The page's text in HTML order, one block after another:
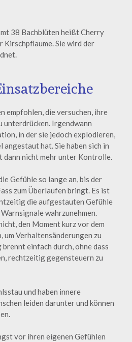
38 Bachblüten heißt Cherry
Kirschpflaume. Sie wird der
empfohlen, die versuchen, ihre
unterdrücken. Irgendwann
in der sie jedoch explodieren,
angestaut hat. Sie haben sich in
dann nicht mehr unter Kontrolle.
Gefühle so lange an, bis der
zum Überlaufen bringt. Es ist
die aufgestauten Gefühle
wahrzunehmen.
den Moment kurz vor dem
um Verhaltensänderungen zu
einfach durch, ohne dass
rechtzeitig gegensteuern zu
und haben innere
leiden darunter und können
vor ihren eigenen Gefühlen